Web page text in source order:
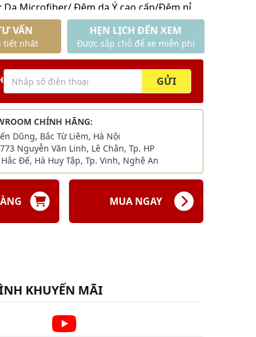
Da Microfiber/ Đệm da Ý cao cấp/Đệm nỉ
nội thành
VẤN
tiết nhất
HẸN LỊCH ĐẾN XEM
Được sắp chỗ để xe miễn phí
GỬI
CHÍNH HÃNG:
Dũng, Bắc Từ Liêm, Hà Nội
Nguyễn Văn Linh, Lê Chân, Tp. HP
Đế, Hà Huy Tập, Tp. Vinh, Nghệ An
MUA NGAY
KHUYẾN MÃI